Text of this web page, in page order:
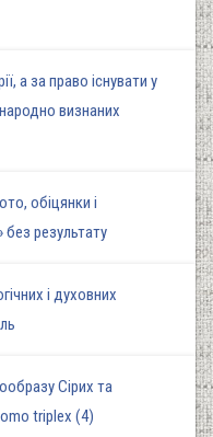
а за право існувати у
визнаних
обіцянки і
результату
і духовних
Сірих та
triplex (4)